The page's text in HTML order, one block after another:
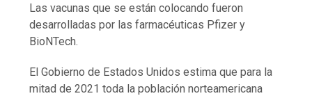
Las vacunas que se están colocando fueron
desarrolladas por las farmacéuticas Pfizer y
BioNTech.
El Gobierno de Estados Unidos estima que para la
mitad de 2021 toda la población norteamericana